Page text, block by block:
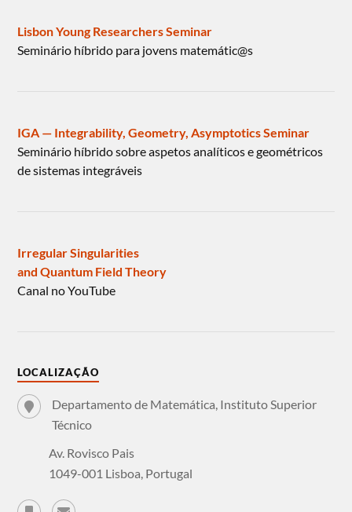
Lisbon Young Researchers Seminar
Seminário híbrido para jovens matemátic@s
IGA — Integrability, Geometry, Asymptotics Seminar
Seminário híbrido sobre aspetos analíticos e geométricos
de sistemas integráveis
Irregular Singularities
and Quantum Field Theory
Canal no YouTube
LOCALIZAÇÃO
Departamento de Matemática, Instituto Superior
Técnico
Av. Rovisco Pais
1049-001 Lisboa, Portugal